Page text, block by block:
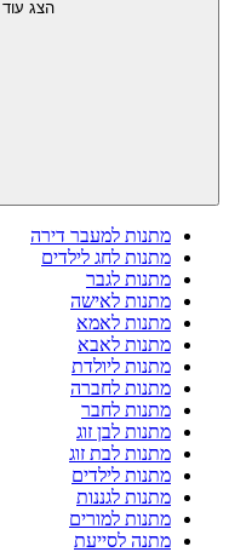
הצג עוד
מתנות למעבר דירה
מתנות לחג לילדים
מתנות לגבר
מתנות לאישה
מתנות לאמא
מתנות לאבא
מתנות ליולדת
מתנות לחברה
מתנות לחבר
מתנות לבן זוג
מתנות לבת זוג
מתנות לילדים
מתנות לגננות
מתנות למורים
מתנה לסייעת